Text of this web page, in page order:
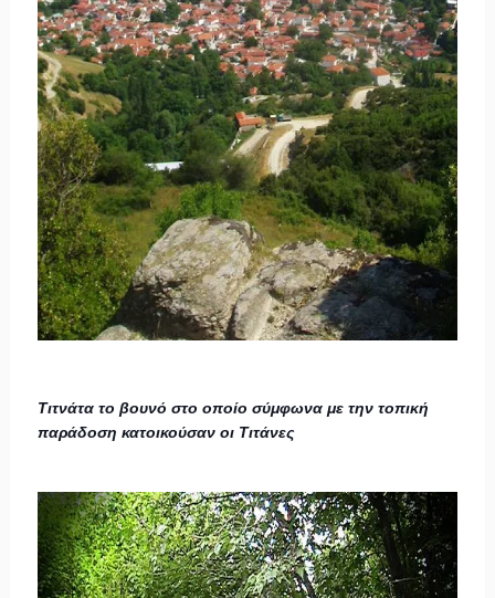
Τιτνάτα το βουνό στο οποίο σύμφωνα με την τοπική
παράδοση κατοικούσαν οι Τιτάνες